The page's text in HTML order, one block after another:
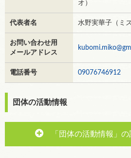
オ）
代表者名 水野実華子（ミ
お問い合わせ用
メールアドレス
電話番号 09076746912
団体の活動情報
「団体の活動情報」の